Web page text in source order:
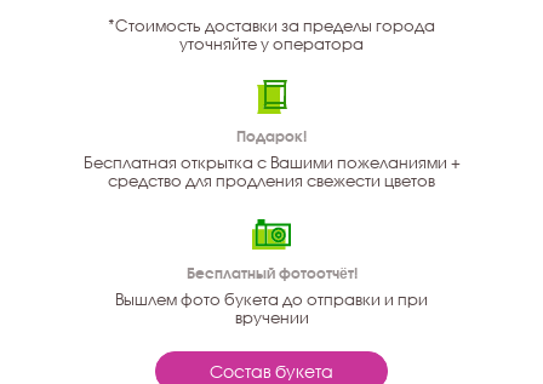
*Стоимость доставки за пределы города
уточняйте у оператора
Подарок!
Бесплатная открытка с Вашими пожеланиями +
средство для продления свежести цветов
Бесплатный фотоотчёт!
Вышлем фото букета до отправки и при
вручении
Состав букета